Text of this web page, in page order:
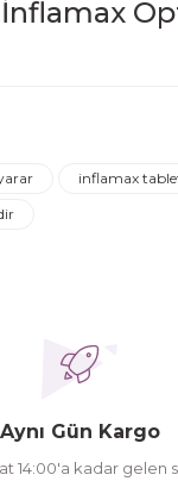
inflamax
Aynı Gün Kargo
14:00'a kadar gelen